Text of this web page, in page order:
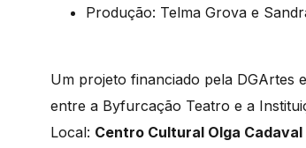
Produção: Telma Grova e
Um projeto financiado pela DGArtes
entre a Byfurcação Teatro e a
Local: Centro Cultural Olga Cadaval